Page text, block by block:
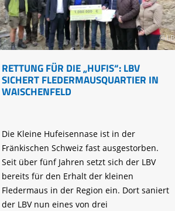
bestellen
Life-Natur-Projekte
Auffangstation
International
©
RETTUNG FÜR DIE „HUFIS“: LBV
SICHERT FLEDERMAUSQUARTIER IN
WAISCHENFELD
Die Kleine Hufeisennase ist in der
Fränkischen Schweiz fast ausgestorben.
Seit über fünf Jahren setzt sich der LBV
bereits für den Erhalt der kleinen
Fledermaus in der Region ein. Dort saniert
der LBV nun eines von drei